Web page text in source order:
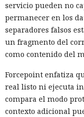
servicio pueden no
permanecer en los
separadores falsos
un fragmento del
como contenido del
Forcepoint enfatiza
real listo ni ejecuta
compara el modo
contexto adicional